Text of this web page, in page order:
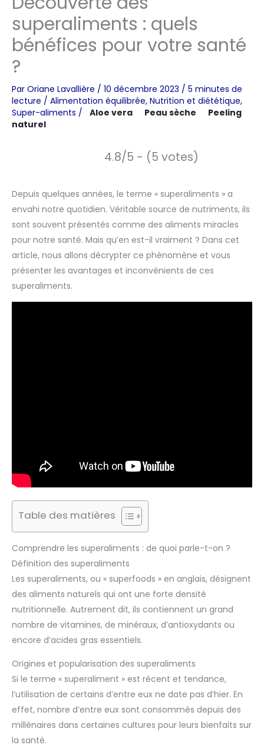
superaliments : quels
bénéfices pour votre santé
?
Par Oriane Lavallière / 10 décembre 2023 / 5 minutes de
lecture / Alimentation équilibrée, Nutrition et diététique,
Super-aliments / Aloe vera Peau sèche
Peeling
naturel
4.8/5 - (5 votes)
Depuis quelques années, le terme « superaliments » a
envahi notre quotidien. Véritable source de nutriments, ils
sont souvent présentés comme des aliments miracles
pour notre santé. Mais qu’en est-il vraiment ? Dans cet
article, nous allons décrypter ce phénomène et vous
présenter les avantages et inconvénients de ces
superaliments.
Table des matières
Comprendre les superaliments : de quoi parle-t-on ?
Définition des superaliments
Les superaliments, ou « superfoods » en anglais, désignent
des aliments naturels qui ont une forte densité
nutritionnelle. Autrement dit, ils contiennent un grand
nombre de vitamines, de minéraux, d’antioxydants ou
encore d’acides gras essentiels.
Origines et popularisation des superaliments
Si le terme « superaliment » est récent et tendance,
l’utilisation de certains d’entre eux ne date pas d’hier. En
effet, nombre d’entre eux sont consommés depuis des
millénaires dans certaines cultures pour leurs bienfaits sur
la santé.